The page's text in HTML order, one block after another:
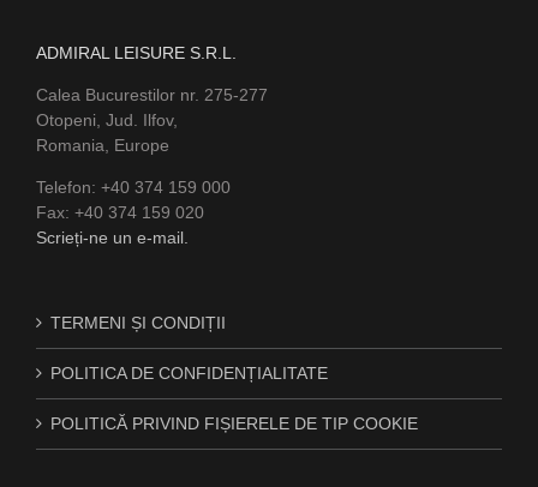
ADMIRAL LEISURE S.R.L.
Calea Bucurestilor nr. 275-277
Otopeni, Jud. Ilfov,
Romania, Europe
Telefon: +40 374 159 000
Fax: +40 374 159 020
Scrieți-ne un e-mail.
TERMENI ȘI CONDIȚII
POLITICA DE CONFIDENȚIALITATE
POLITICĂ PRIVIND FIȘIERELE DE TIP COOKIE